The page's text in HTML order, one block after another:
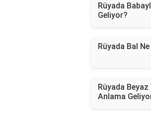
Rüyada
Geliyor?
Rüyada Bal
Rüyada
Anlama